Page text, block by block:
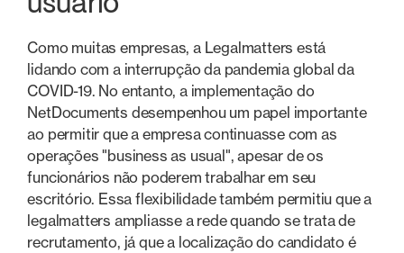
usuário
Como muitas empresas, a Legalmatters está
lidando com a interrupção da pandemia global da
COVID-19. No entanto, a implementação do
NetDocuments desempenhou um papel importante
ao permitir que a empresa continuasse com as
operações "business as usual", apesar de os
funcionários não poderem trabalhar em seu
escritório. Essa flexibilidade também permitiu que a
legalmatters ampliasse a rede quando se trata de
recrutamento, já que a localização do candidato é